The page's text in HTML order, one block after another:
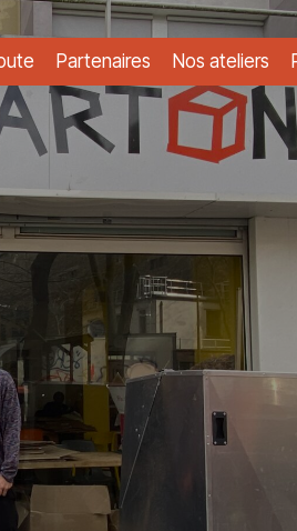
Partenaires Nos ateliers